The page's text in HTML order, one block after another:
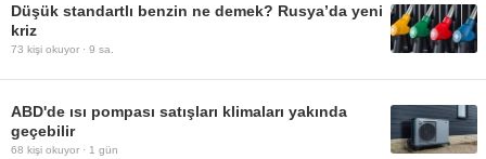
Düşük standartlı benzin ne demek? Rusya’da yeni
kriz
73 kişi okuyor · 9 sa.
ABD'de ısı pompası satışları klimaları yakında
geçebilir
68 kişi okuyor · 1 gün